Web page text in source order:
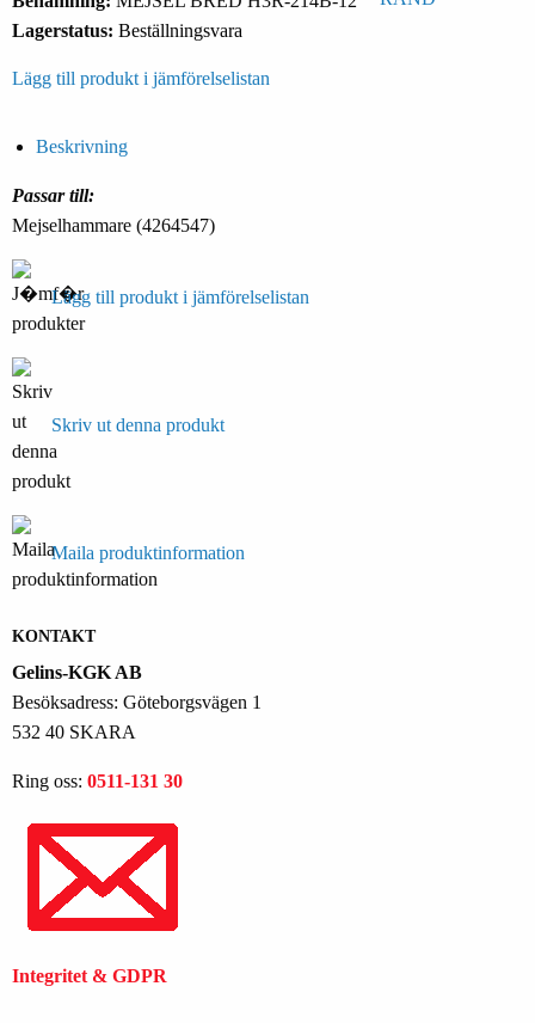
Lagerstatus: Beställningsvara
Lägg till produkt i jämförelselistan
Beskrivning
Passar till:
Mejselhammare (4264547)
Lägg till produkt i jämförelselistan
Skriv ut denna produkt
Maila produktinformation
KONTAKT
Gelins-KGK AB
Besöksadress: Göteborgsvägen 1
532 40 SKARA
Ring oss: 0511-131 30
Integritet & GDPR